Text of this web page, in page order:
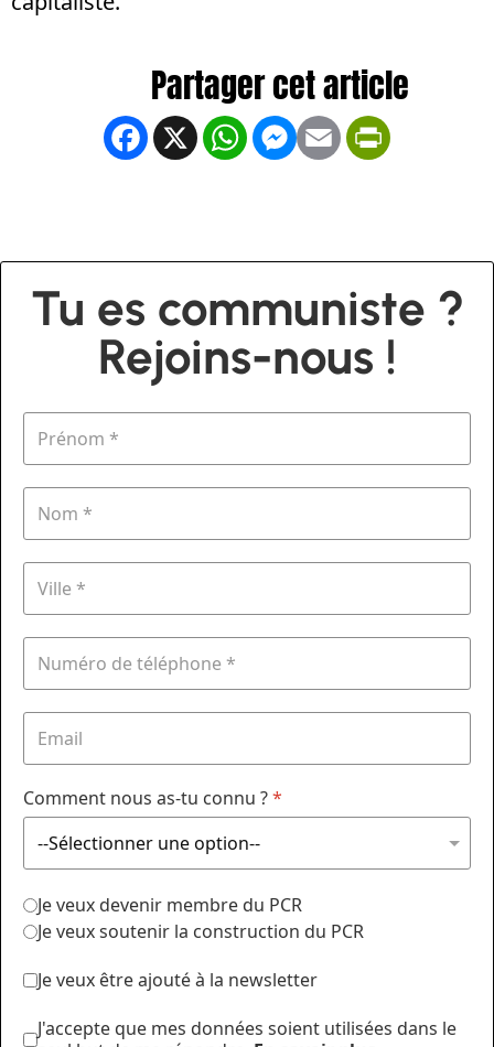
Facebook
X WhatsApp
Messenger
Email
Tu es communiste ?
Rejoins-nous !
Comment nous as-tu connu ?*
Je veux devenir membre du PCR
Je veux soutenir la construction du PCR
Je veux être ajouté à la newsletter
J'accepte que mes données soient utilisées dans le